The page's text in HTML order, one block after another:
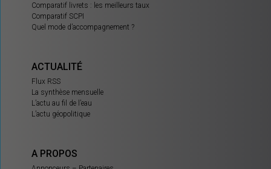
Comparatif livrets : les meilleurs taux
Comparatif SCPI
Quel mode d’accompagnement ?
ACTUALITÉ
Flux RSS
La synthèse mensuelle
L’actu au fil de l’eau
L’actu géopolitique
A PROPOS